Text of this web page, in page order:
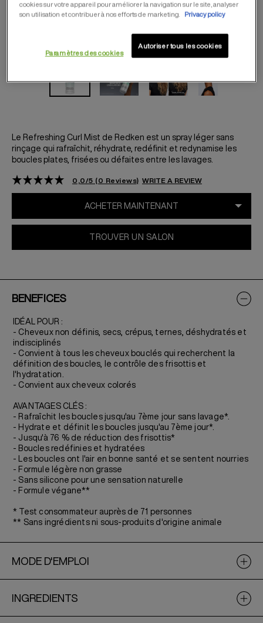
Le Refreshing Curl Mist de Redken est un spray léger sans
rinçage qui rafraîchit, réhydrate, redéfinit et redynamise les
boucles plates, frisées ou défaites entre les lavages.
0,0/5 (0 Reviews) WRITE A REVIEW
TROUVER UN SALON
BENEFICES
IDÉAL POUR :
- Cheveux non définis, secs, crépus, ternes, déshydratés et
indisciplinés
- Convient à tous les cheveux bouclés qui recherchent la
définition des boucles, le contrôle des frisottis et
l'hydratation.
- Convient aux cheveux colorés
AVANTAGES CLÉS :
- Rafraîchit les boucles jusqu'au 7ème jour sans lavage*.
- Hydrate et définit les boucles jusqu'au 7ème jour*.
- Jusqu'à 76 % de réduction des frisottis*
- Boucles redéfinies et hydratées
- Les boucles ont l'air en bonne santé et se sentent nourries
- Formule légère non grasse
- Sans silicone pour une sensation naturelle
- Formule végane**
* Test consommateur auprès de 71 personnes
** Sans ingrédients ni sous-produits d'origine animale
MODE D'EMPLOI
INGREDIENTS
cookies sur votre appareil pour améliorer la navigation sur le site, analyser
son utilisation et contribuer à nos efforts de marketing.
Privacy policy
Paramètres des cookies
Autoriser tous les cookies